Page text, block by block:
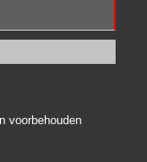
voorbehouden